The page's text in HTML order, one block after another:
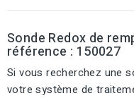
Sonde Redox de
référence : 150027
Si vous recherchez une
votre système de